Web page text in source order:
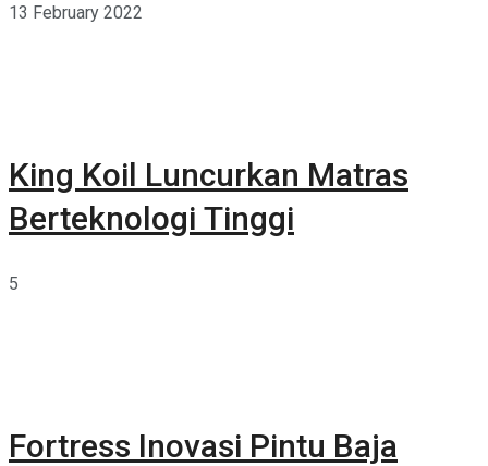
13 February 2022
King Koil Luncurkan Matras
Berteknologi Tinggi
5
Fortress Inovasi Pintu Baja